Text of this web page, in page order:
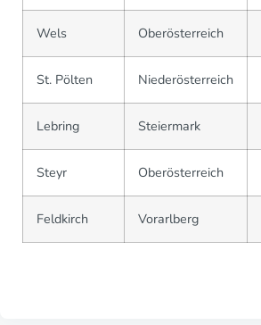
Wels Oberösterreich
St. Pölten Niederösterreich
Lebring Steiermark
Steyr Oberösterreich
Feldkirch Vorarlberg